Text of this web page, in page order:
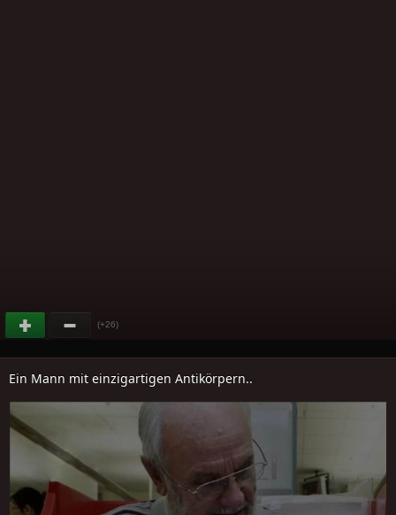
(+26)
Ein Mann mit einzigartigen Antikörpern..